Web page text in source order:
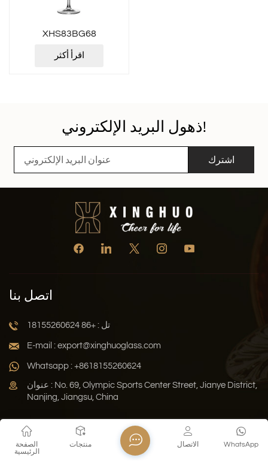
XHS83BG68
اقرأ أكثر
ذهول البريد الإلكتروني!
اشترك
اتصل بنا
تل : +86 18155260624
E-mail : export@xinghuoglass.com
Whatsapp : +8618155260624
عنوان : No. 69, Olympic Sports Center Street, Jianye District,
Nanjing, Jiangsu, China
Xml سياسة الخصوصية المدونة
خريطة الموقع
حقوق النشر © 2026 Jiangsu Xinghuo Technology Co., Ltd. جميع
الصفحة
الرئيسية
منتجات WhatsApp الاتصال